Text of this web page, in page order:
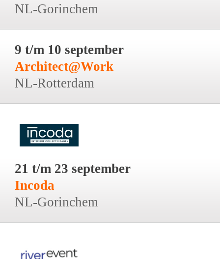
NL-Gorinchem
9 t/m 10 september
Architect@Work
NL-Rotterdam
21 t/m 23 september
Incoda
NL-Gorinchem